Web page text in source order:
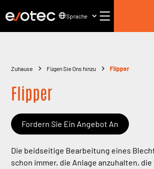
Sprache
Zuhause Fügen Sie Ons hinzu Flipper
Flipper
Fordern Sie Ein Angebot An
Die beidseitige Bearbeitung eines
schon immer, die Anlage anzuhalten, die